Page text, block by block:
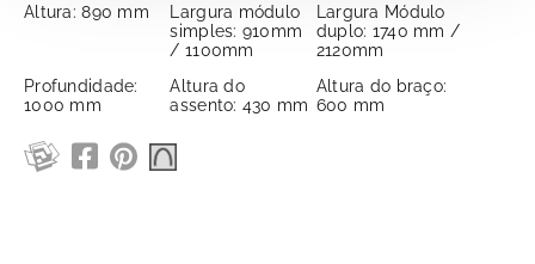
Altura: 890 mm
Largura módulo
simples: 910mm
/ 1100mm
Largura Módulo
duplo: 1740 mm /
2120mm
Profundidade:
1000 mm
Altura do
assento: 430 mm
Altura do braço:
600 mm